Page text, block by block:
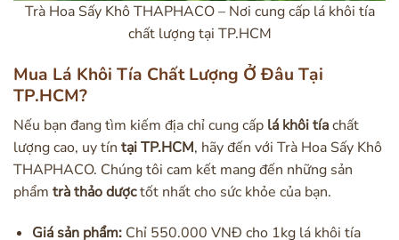
Trà Hoa Sấy Khô THAPHACO – Nơi cung cấp lá khôi tía
chất lượng tại TP.HCM
Mua Lá Khôi Tía Chất Lượng Ở Đâu Tại
TP.HCM?
Nếu bạn đang tìm kiếm địa chỉ cung cấp lá khôi tíachất
lượng cao, uy tín tại TP.HCM, hãy đến với Trà Hoa Sấy Khô
THAPHACO. Chúng tôi cam kết mang đến những sản
phẩm trà thảo dượctốt nhất cho sức khỏe của bạn.
Giá sản phẩm:Chỉ 550.000 VNĐ cho 1kg lá khôi tía